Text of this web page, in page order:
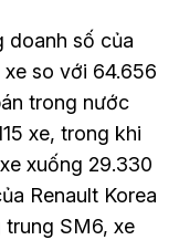
doanh số của
so với 64.656
trong nước
xe, trong khi
xuống 29.330
Renault Korea
trung SM6, xe